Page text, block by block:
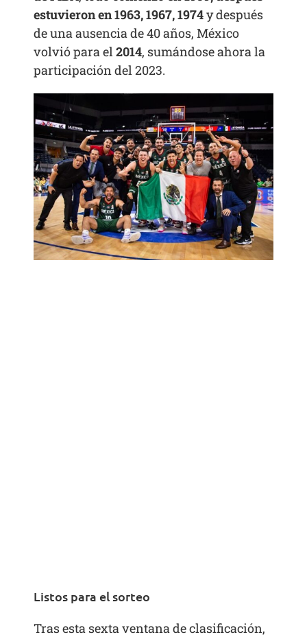
estuvieron en 1963, 1967, 1974y después
de una ausencia de 40 años, México
volvió para el2014, sumándose ahora la
participación del 2023.
Listos para el sorteo
Tras esta sexta ventana de clasificación,